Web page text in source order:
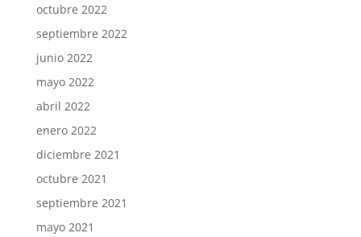
octubre 2022
septiembre 2022
junio 2022
mayo 2022
abril 2022
enero 2022
diciembre 2021
octubre 2021
septiembre 2021
mayo 2021